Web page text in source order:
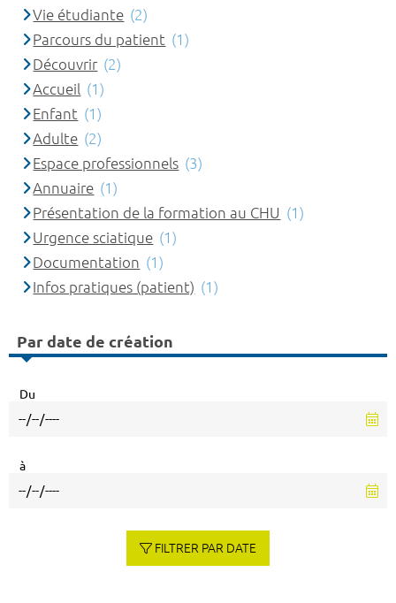
Vie étudiante (2)
Parcours du patient (1)
Découvrir (2)
Accueil (1)
Enfant (1)
Adulte (2)
Espace professionnels (3)
Annuaire (1)
Présentation de la formation au CHU (1)
Urgence sciatique (1)
Documentation (1)
Infos pratiques (patient) (1)
Par date de création
Du
à
FILTRER PAR DATE